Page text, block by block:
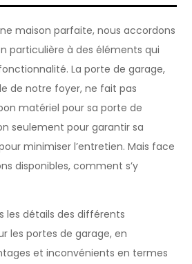
maison parfaite, nous accordons
particulière à des éléments qui
La porte de garage,
de notre foyer, ne fait pas
matériel pour sa porte de
seulement pour garantir sa
minimiser l’entretien. Mais face
disponibles, comment s’y
les détails des différents
les portes de garage, en
et inconvénients en termes